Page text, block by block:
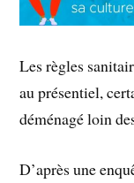
Les règles
au présentiel,
déménagé loin
D’après une